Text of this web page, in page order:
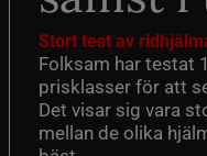
Stort test av
Folksam har testat
prisklasser för att
Det visar sig vara
mellan de olika